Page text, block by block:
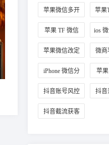
苹果微信多开
稳定版
苹果
苹果 TF 微信
定位设置
ios
苹果微信改定
位教程
微商
iPhone 微信分
身方法
苹
抖音账号风控
避坑方法
抖音
抖音截流获客